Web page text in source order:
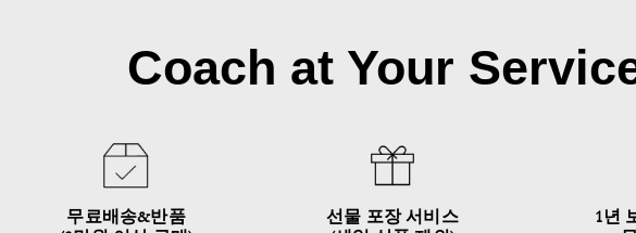
Coach at Your
무료배송&반품
선물 포장 서비스
1년